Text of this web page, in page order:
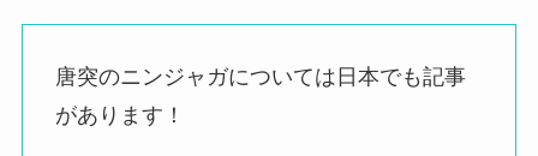
唐突のニンジャガについては日本でも記事
があります！